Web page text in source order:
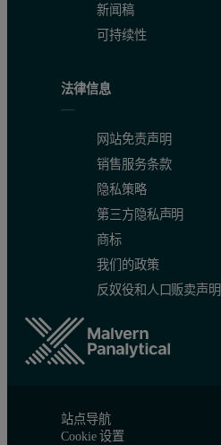
新闻稿
可持续性
法律信息
网站免责声明
销售服务条款
隐私策略
第三方隐私声明
商标
我们的政策
反奴役和人口贩卖声明
站点导航
Cookie 设置